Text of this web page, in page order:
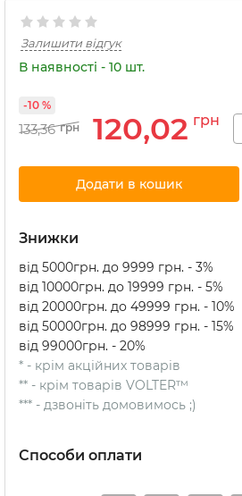
Залишити відгук
В наявності - 10 шт.
133,36 грн 120,02 грн
-10 %
Додати в кошик
Знижки
від 5000грн. до 9999 грн. - 3%
від 10000грн. до 19999 грн. - 5%
від 20000грн. до 49999 грн. - 10%
від 50000грн. до 98999 грн. - 15%
від 99000грн. - 20%
* - крім акційних товарів
** - крім товарів VOLTER™
*** - дзвоніть домовимось ;)
Способи оплати